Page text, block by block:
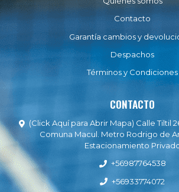
Contacto
Garantía cambios y
Despachos
Términos y Condiciones
CONTACTO
(Click Aquí para Abrir Mapa) Calle Tiltil
Comuna Macul. Metro Rodrigo de
Estacionamiento
+56987764538
+56933774072